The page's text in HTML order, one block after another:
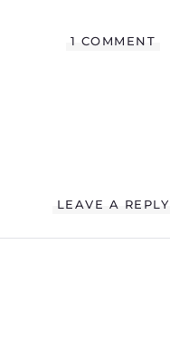
1 COMMENT
LEAVE A REPLY